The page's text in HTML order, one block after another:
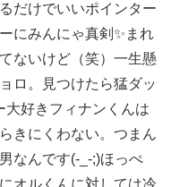
だけでいいポインター
にみんにゃ真剣✨まれ
ないけど（笑）一生懸
ロ。見つけたら猛ダッ
好きフィナンくんは
きにくわない。つまん
なんです(-_-;)ほっぺ